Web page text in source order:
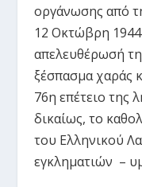
οργάνωσης από
12 Οκτώβρη
απελευθέρωσή
ξέσπασμα χαράς
76η επέτειο της
δικαίως, το
του Ελληνικού
εγκληματιών –